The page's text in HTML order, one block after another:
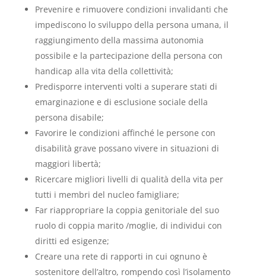
Prevenire e rimuovere condizioni invalidanti che
impediscono lo sviluppo della persona umana, il
raggiungimento della massima autonomia
possibile e la partecipazione della persona con
handicap alla vita della collettività;
Predisporre interventi volti a superare stati di
emarginazione e di esclusione sociale della
persona disabile;
Favorire le condizioni affinché le persone con
disabilità grave possano vivere in situazioni di
maggiori libertà;
Ricercare migliori livelli di qualità della vita per
tutti i membri del nucleo famigliare;
Far riappropriare la coppia genitoriale del suo
ruolo di coppia marito /moglie, di individui con
diritti ed esigenze;
Creare una rete di rapporti in cui ognuno è
sostenitore dell’altro, rompendo così l’isolamento